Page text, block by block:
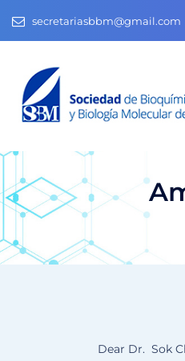
secretariasbbm@gmail.com
Dear Dr. Sok